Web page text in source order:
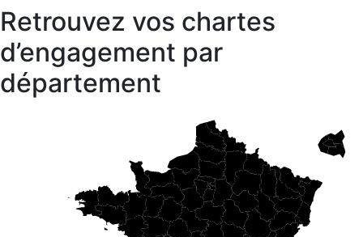
Retrouvez vos chartes
d’engagement par
département